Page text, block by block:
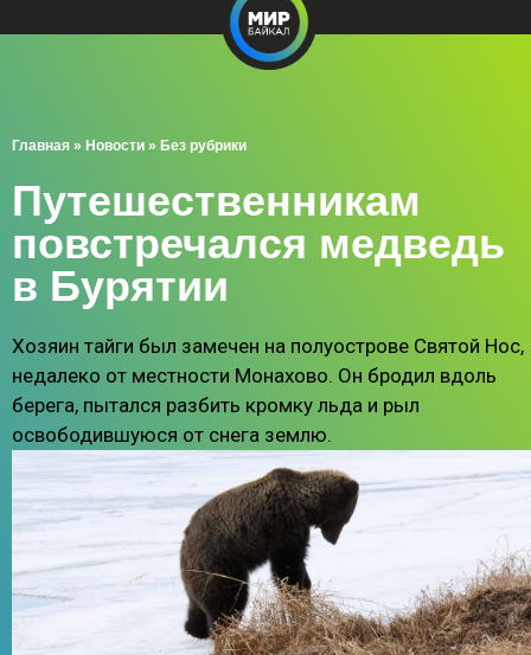
Главная » Новости » Без рубрики
Путешественникам
повстречался медведь
в Бурятии
Хозяин тайги был замечен на полуострове Святой Нос,
недалеко от местности Монахово. Он бродил вдоль
берега, пытался разбить кромку льда и рыл
освободившуюся от снега землю.